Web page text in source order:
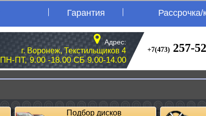
Гарантия Рассрочка/
Адрес:
г. Воронеж, Текстильщиков 4
ПН-ПТ, 9.00 -18.00 СБ 9.00-14.00
+7(473) 257-
Подбор дисков